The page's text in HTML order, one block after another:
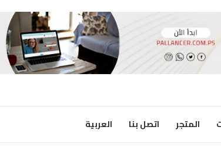
المتجر اتصل بنا العربية